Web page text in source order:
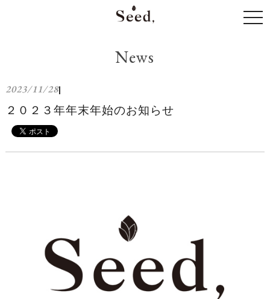
News
2023/11/28|
２０２３年年末年始のお知らせ